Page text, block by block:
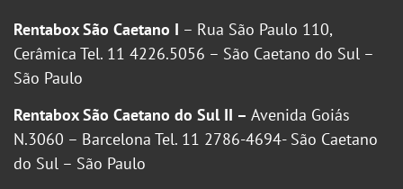
Rentabox São Caetano I – Rua São Paulo 110,
Cerâmica Tel. 11 4226.5056 – São Caetano do Sul –
São Paulo
Rentabox São Caetano do Sul II – Avenida Goiás
N.3060 – Barcelona Tel. 11 2786-4694- São Caetano
do Sul – São Paulo